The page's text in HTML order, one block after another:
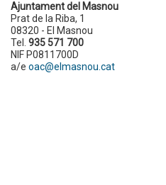
Ajuntament del Masnou
Prat de la Riba, 1
08320 - El Masnou
Tel. 935 571 700
NIF P0811700D
a/e oac@elmasnou.cat